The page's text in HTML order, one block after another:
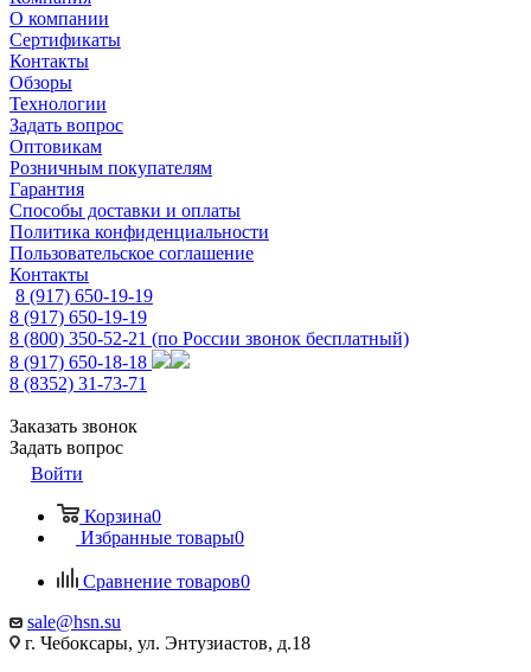
О компании
Сертификаты
Контакты
Обзоры
Технологии
Задать вопрос
Оптовикам
Розничным покупателям
Гарантия
Способы доставки и оплаты
Политика конфиденциальности
Пользовательское соглашение
Контакты
8 (917) 650-19-19
8 (917) 650-19-19
8 (800) 350-52-21 (по России звонок бесплатный)
8 (917) 650-18-18
8 (8352) 31-73-71
Заказать звонок
Задать вопрос
Войти
Корзина0
Избранные товары0
Сравнение товаров0
sale@hsn.su
г. Чебоксары, ул. Энтузиастов, д.18